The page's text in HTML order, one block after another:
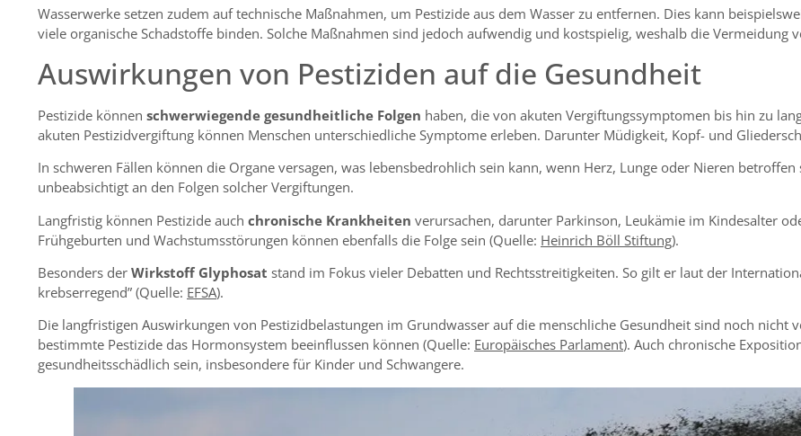
Wasserwerke setzen zudem auf technische Maßnahmen, um Pestizide aus dem Wasser zu entfernen. Dies kann
viele organische Schadstoffe binden. Solche Maßnahmen sind jedoch aufwendig und kostspielig, weshalb die
Auswirkungen von Pestiziden auf die Gesundheit
Pestizide können schwerwiegende gesundheitliche Folgen haben, die von akuten Vergiftungssymptomen bis hin zu
akuten Pestizidvergiftung können Menschen unterschiedliche Symptome erleben. Darunter Müdigkeit, Kopf- und
In schweren Fällen können die Organe versagen, was lebensbedrohlich sein kann, wenn Herz, Lunge oder Nieren
unbeabsichtigt an den Folgen solcher Vergiftungen.
Langfristig können Pestizide auch chronische Krankheiten verursachen, darunter Parkinson, Leukämie im Kindesalter
Frühgeburten und Wachstumsstörungen können ebenfalls die Folge sein (Quelle: Heinrich Böll Stiftung).
Besonders der Wirkstoff Glyphosat stand im Fokus vieler Debatten und Rechtsstreitigkeiten. So gilt er laut der
krebserregend” (Quelle: EFSA).
Die langfristigen Auswirkungen von Pestizidbelastungen im Grundwasser auf die menschliche Gesundheit sind noch nicht
bestimmte Pestizide das Hormonsystem beeinflussen können (Quelle: Europäisches Parlament). Auch chronische
gesundheitsschädlich sein, insbesondere für Kinder und Schwangere.